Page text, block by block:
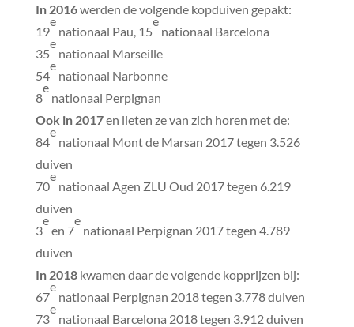
In 2016werden de volgende kopduiven gepakt:
19
e
nationaal Pau, 15
e
nationaal Barcelona
35
e
nationaal Marseille
54
e
nationaal Narbonne
8
e
nationaal Perpignan
Ook in 2017en lieten ze van zich horen met de:
84
e
nationaal Mont de Marsan 2017 tegen 3.526
duiven
70
e
nationaal Agen ZLU Oud 2017 tegen 6.219
duiven
3
e
en 7
e
nationaal Perpignan 2017 tegen 4.789
duiven
In 2018kwamen daar de volgende kopprijzen bij:
67
e
nationaal Perpignan 2018 tegen 3.778 duiven
73
e
nationaal Barcelona 2018 tegen 3.912 duiven